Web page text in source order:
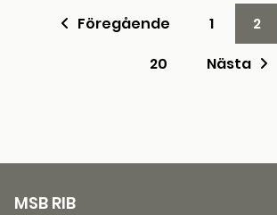
Föregående 1 2
20
Nästa
MSB RIB